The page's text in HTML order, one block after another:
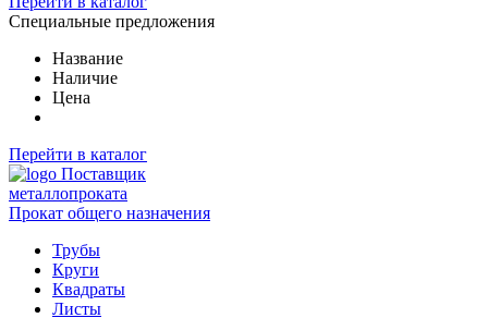
Специальные предложения
Название
Наличие
Цена
Перейти в каталог
Поставщик
металлопроката
Прокат общего назначения
Трубы
Круги
Квадраты
Листы